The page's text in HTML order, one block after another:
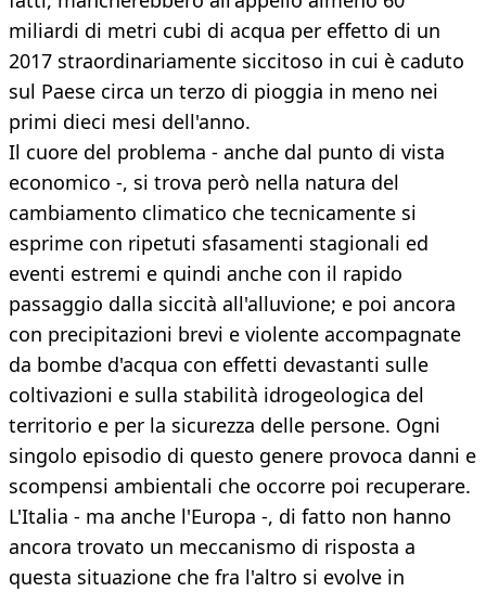
miliardi di metri cubi di acqua per effetto di un
2017 straordinariamente siccitoso in cui è caduto
sul Paese circa un terzo di pioggia in meno nei
primi dieci mesi dell'anno.
Il cuore del problema - anche dal punto di vista
economico -, si trova però nella natura del
cambiamento climatico che tecnicamente si
esprime con ripetuti sfasamenti stagionali ed
eventi estremi e quindi anche con il rapido
passaggio dalla siccità all'alluvione; e poi ancora
con precipitazioni brevi e violente accompagnate
da bombe d'acqua con effetti devastanti sulle
coltivazioni e sulla stabilità idrogeologica del
territorio e per la sicurezza delle persone. Ogni
singolo episodio di questo genere provoca danni e
scompensi ambientali che occorre poi recuperare.
L'Italia - ma anche l'Europa -, di fatto non hanno
ancora trovato un meccanismo di risposta a
questa situazione che fra l'altro si evolve in